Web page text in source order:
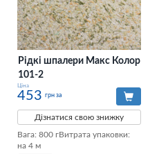
Рідкі шпалери Макс Колор
101-2
Ціна
453 грн за
Дізнатися свою знижку
Вага: 800 гВитрата упаковки:
на 4 м